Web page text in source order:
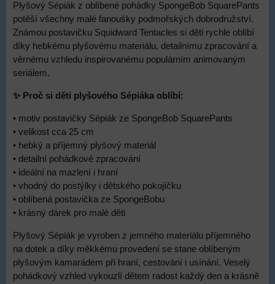
Plyšový Sépiák z oblíbené pohádky SpongeBob SquarePants
potěší všechny malé fanoušky podmořských dobrodružství.
Známou postavičku Squidward Tentacles si děti rychle oblíbí
díky hebkému plyšovému materiálu, detailnímu zpracování a
věrnému vzhledu inspirovanému populárním animovaným
seriálem.
✨ Proč si děti plyšového Sépiáka oblíbí:
• motiv postavičky Sépiák ze SpongeBob SquarePants
• velikost cca 25 cm
• hebký a příjemný plyšový materiál
• detailní pohádkové zpracování
• ideální na mazlení i hraní
• vhodný do postýlky i dětského pokojíčku
• oblíbená postavička ze SpongeBobu
• krásný dárek pro malé děti
Plyšový Sépiák je vyroben z jemného materiálu příjemného
na dotek a díky měkkému provedení se stane oblíbeným
plyšovým kamarádem při hraní, cestování i usínání. Veselý
pohádkový vzhled vykouzlí dětem radost každý den a krásně